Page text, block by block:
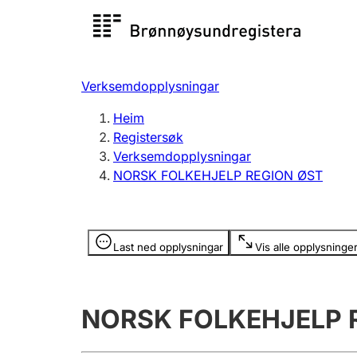
Registersøk
Registrere, endre, slette
Verksemdopplysningar
Heim
Registersøk
Verksemdopplysningar
NORSK FOLKEHJELP REGION ØST
Last ned opplysningar Vis alle opplysninger
Opplysninger er skjult
NORSK FOLKEHJELP